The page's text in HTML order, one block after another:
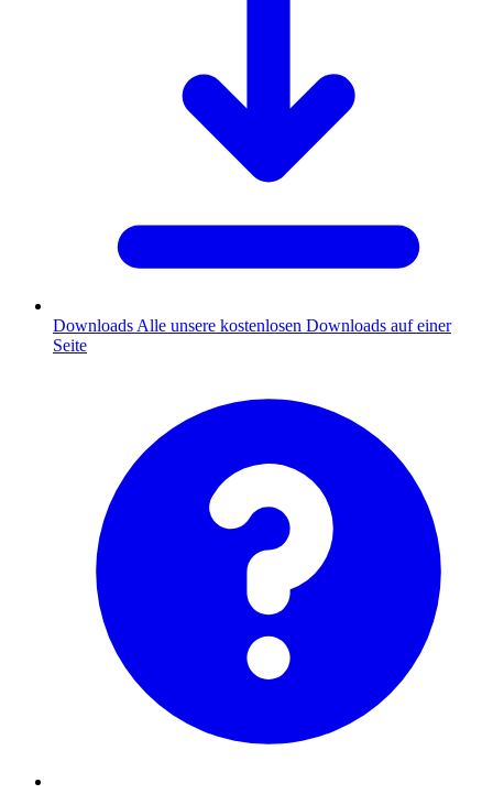
Downloads Alle unsere kostenlosen Downloads auf einer
Seite